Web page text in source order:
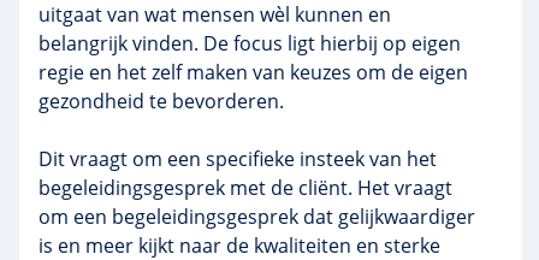
uitgaat van wat mensen wèl kunnen en
belangrijk vinden. De focus ligt hierbij op eigen
regie en het zelf maken van keuzes om de eigen
gezondheid te bevorderen.
Dit vraagt om een specifieke insteek van het
begeleidingsgesprek met de cliënt. Het vraagt
om een begeleidingsgesprek dat gelijkwaardiger
is en meer kijkt naar de kwaliteiten en sterke